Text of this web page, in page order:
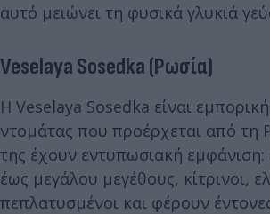
αυτό μειώνει τη φυσικά γλυκιά
Veselaya Sosedka (Ρωσία)
Η Veselaya Sosedka είναι εμπορική
ντομάτας που προέρχεται από τη
της έχουν εντυπωσιακή εμφάνιση:
έως μεγάλου μεγέθους, κίτρινοι,
πεπλατυσμένοι και φέρουν